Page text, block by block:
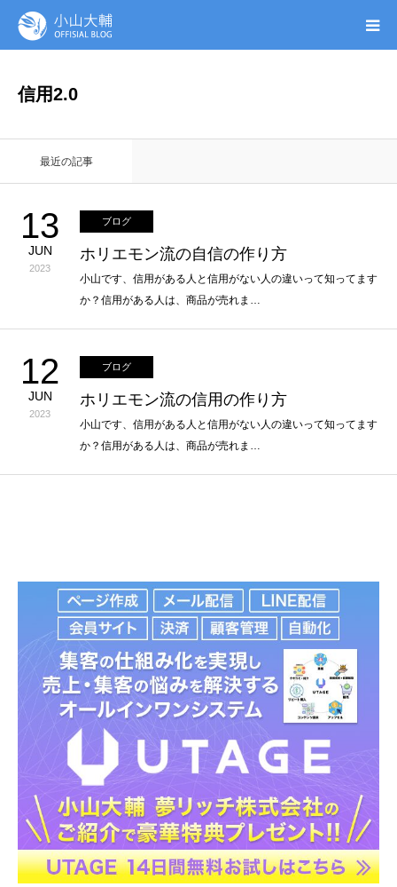
信用2.0
最近の記事
13
JUN
2023
ブログ
ホリエモン流の自信の作り方
小山です、信用がある人と信用がない人の違いって知ってます
か？信用がある人は、商品が売れま…
12
JUN
2023
ブログ
ホリエモン流の信用の作り方
小山です、信用がある人と信用がない人の違いって知ってます
か？信用がある人は、商品が売れま…
無料ガイドブック
オンシク本
プロフィール